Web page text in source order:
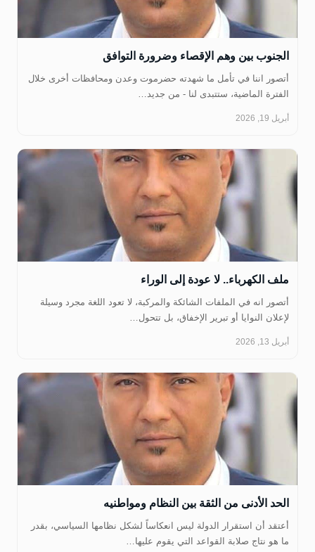
الجنوب بين وهم الإقصاء وضرورة التوافق
أتصور اننا في تأمل ما شهدته حضرموت وعدن ومحافظات أخرى خلال
الفترة الماضية، ستتبدى لنا - من جديد…
أبريل 19, 2026
ملف الكهرباء.. لا عودة إلى الوراء
أتصور انه في الملفات الشائكة والمركبة، لا تعود اللغة مجرد وسيلة
لإعلان النوايا أو تبرير الإخفاق، بل تتحول…
أبريل 13, 2026
‏الحد الأدنى من الثقة بين النظام ومواطنيه
أعتقد أن استقرار الدولة ليس انعكاساً لشكل نظامها السياسي، بقدر
ما هو نتاج صلابة القواعد التي يقوم عليها…